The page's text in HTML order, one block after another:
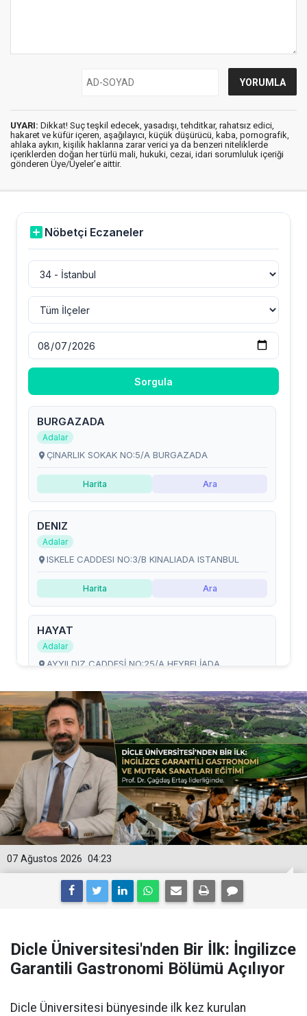
UYARI: Dikkat! Suç teşkil edecek, yasadışı, tehditkar, rahatsız edici,
hakaret ve küfür içeren, aşağılayıcı, küçük düşürücü, kaba, pornografik,
ahlaka aykırı, kişilik haklarına zarar verici ya da benzeri niteliklerde
içeriklerden doğan her türlü mali, hukuki, cezai, idari sorumluluk içeriği
gönderen Üye/Üyeler’e aittir.
04:23
07 Ağustos 2026
Dicle Üniversitesi'nden Bir İlk: İngilizce
Garantili Gastronomi Bölümü Açılıyor
Dicle Üniversitesi bünyesinde ilk kez kurulan